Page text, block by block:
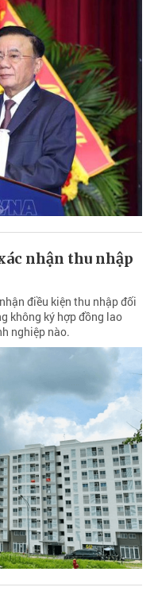
nhận thu nhập
điều kiện thu nhập đối
không ký hợp đồng lao
nghiệp nào.